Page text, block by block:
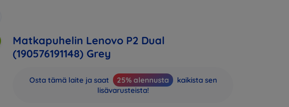
Matkapuhelin Lenovo P2 Dual
(190576191148) Grey
Osta tämä laite ja saat 25% alennusta
kaikista sen
lisävarusteista!